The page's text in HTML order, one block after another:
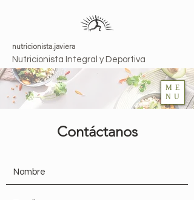
ME
NU
nutricionista.javiera
Nutricionista Integral y Deportiva
Contáctanos